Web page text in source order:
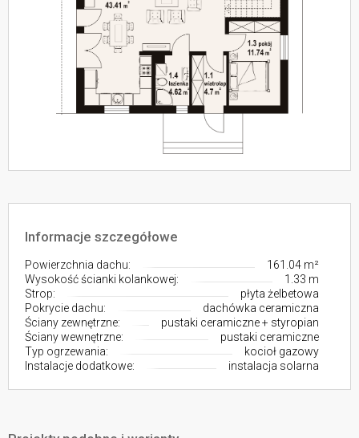
Informacje szczegółowe
Powierzchnia dachu:
161.04 m²
Wysokość ścianki kolankowej:
1.33 m
Strop:
płyta żelbetowa
Pokrycie dachu:
dachówka ceramiczna
Ściany zewnętrzne:
pustaki ceramiczne + styropian
Ściany wewnętrzne:
pustaki ceramiczne
Typ ogrzewania:
kocioł gazowy
Instalacje dodatkowe:
instalacja solarna